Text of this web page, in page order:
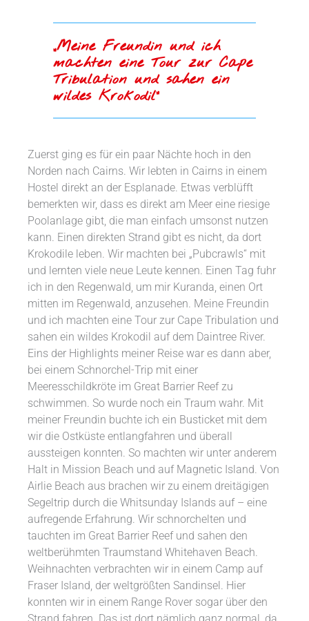
„Meine Freundin und ich
machten eine Tour zur Cape
Tribulation und sahen ein
wildes Krokodil“
Zuerst ging es für ein paar Nächte hoch in den
Norden nach Cairns. Wir lebten in Cairns in einem
Hostel direkt an der Esplanade. Etwas verblüfft
bemerkten wir, dass es direkt am Meer eine riesige
Poolanlage gibt, die man einfach umsonst nutzen
kann. Einen direkten Strand gibt es nicht, da dort
Krokodile leben. Wir machten bei „Pubcrawls“ mit
und lernten viele neue Leute kennen. Einen Tag fuhr
ich in den Regenwald, um mir Kuranda, einen Ort
mitten im Regenwald, anzusehen. Meine Freundin
und ich machten eine Tour zur Cape Tribulation und
sahen ein wildes Krokodil auf dem Daintree River.
Eins der Highlights meiner Reise war es dann aber,
bei einem Schnorchel-Trip mit einer
Meeresschildkröte im Great Barrier Reef zu
schwimmen. So wurde noch ein Traum wahr. Mit
meiner Freundin buchte ich ein Busticket mit dem
wir die Ostküste entlangfahren und überall
aussteigen konnten. So machten wir unter anderem
Halt in Mission Beach und auf Magnetic Island. Von
Airlie Beach aus brachen wir zu einem dreitägigen
Segeltrip durch die Whitsunday Islands auf – eine
aufregende Erfahrung. Wir schnorchelten und
tauchten im Great Barrier Reef und sahen den
weltberühmten Traumstand Whitehaven Beach.
Weihnachten verbrachten wir in einem Camp auf
Fraser Island, der weltgrößten Sandinsel. Hier
konnten wir in einem Range Rover sogar über den